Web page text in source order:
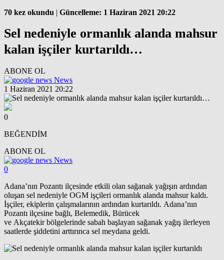
70 kez okundu | Güncelleme: 1 Haziran 2021 20:22
Sel nedeniyle ormanlık alanda mahsur
kalan işçiler kurtarıldı…
ABONE OL
News
1 Haziran 2021 20:22
0
BEĞENDİM
ABONE OL
News
0
Adana’nın Pozantı ilçesinde etkili olan sağanak yağışın ardından
oluşan sel nedeniyle OGM işçileri ormanlık alanda mahsur kaldı.
İşçiler, ekiplerin çalışmalarının ardından kurtarıldı. Adana’nın
Pozantı ilçesine bağlı, Belemedik, Bürücek
ve Akçatekir bölgelerinde sabah başlayan sağanak yağış ilerleyen
saatlerde şiddetini arttırınca sel meydana geldi.